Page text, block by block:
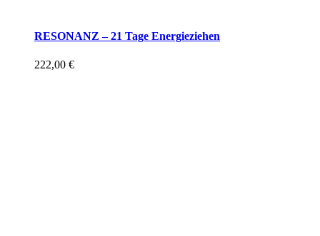
RESONANZ – 21 Tage Energieziehen
222,00 €